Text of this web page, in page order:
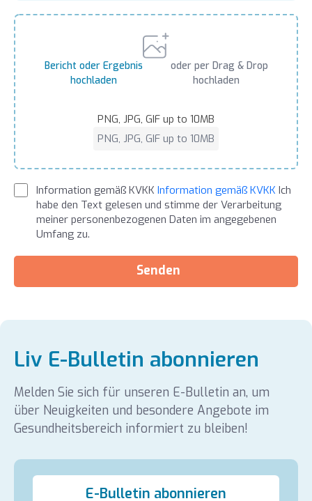
Bericht oder Ergebnis
hochladen
oder per Drag & Drop
hochladen
PNG, JPG, GIF up to 10MB
PNG, JPG, GIF up to 10MB
Information gemäß KVKK Information gemäß KVKK Ich
habe den Text gelesen und stimme der Verarbeitung
meiner personenbezogenen Daten im angegebenen
Umfang zu.
Senden
Liv E-Bulletin abonnieren
Melden Sie sich für unseren E-Bulletin an, um
über Neuigkeiten und besondere Angebote im
Gesundheitsbereich informiert zu bleiben!
E-Bulletin abonnieren